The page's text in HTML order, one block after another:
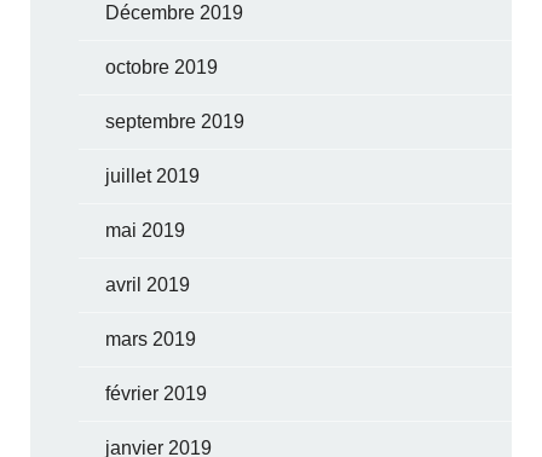
Décembre 2019
octobre 2019
septembre 2019
juillet 2019
mai 2019
avril 2019
mars 2019
février 2019
janvier 2019